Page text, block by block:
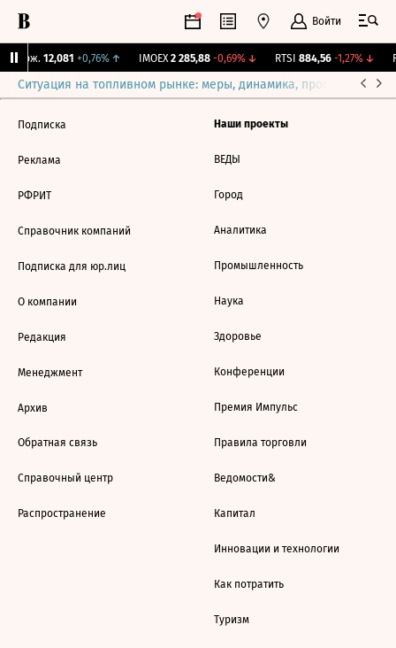
Войти
Бирж. 12,081 +0,76%↑ IMOEX 2 285,88 -0,69%↓ RTSI 884,56 -1,27%↓
Ситуация на топливном рынке: меры, динамика, прогнозы
Подписка
Реклама
РФРИТ
Справочник компаний
Подписка для юр.лиц
О компании
Редакция
Менеджмент
Архив
Обратная связь
Справочный центр
Распространение
Наши проекты
ВЕДЫ
Город
Аналитика
Промышленность
Наука
Здоровье
Конференции
Премия Импульс
Правила торговли
Ведомости&
Капитал
Инновации и технологии
Как потратить
Туризм